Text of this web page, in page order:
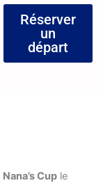
Réserver
un
départ
Nana’s Cup le